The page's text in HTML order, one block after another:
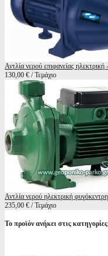
Αντλία νερού επιφανείας
130,00 € / Τεμάχιο
Αντλία νερού ηλεκτρική
235,00 € / Τεμάχιο
Το προϊόν ανήκει στις κατηγορίες